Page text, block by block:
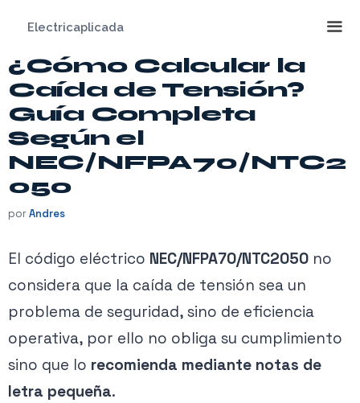
contenido
Electricaplicada
¿Cómo Calcular la
Caída de Tensión?
Guía Completa
Según el
NEC/NFPA70/NTC2
050
porAndres
El código eléctrico NEC/NFPA70/NTC2050 no
considera que la caída de tensión sea un
problema de seguridad, sino de eficiencia
operativa, por ello no obliga su cumplimiento
sino que lo recomienda mediante notas de
letra pequeña.